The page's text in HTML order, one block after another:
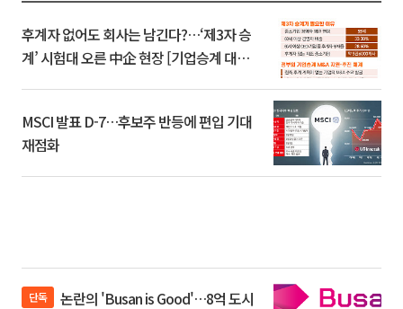
후계자 없어도 회사는 남긴다?…‘제3자 승
계’ 시험대 오른 中企 현장 [기업승계 대전
MSCI 발표 D-7…후보주 반등에 편입 기대
재점화
단독